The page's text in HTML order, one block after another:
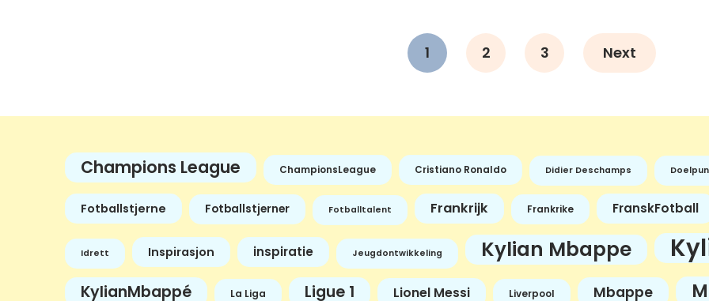
1 2 3 Next
Champions League ChampionsLeague Cristiano Ronaldo Didier Deschamps
Fotballstjerne Fotballstjerner Fotballtalent Frankrijk Frankrike FranskFotball
Idrett Inspirasjon inspiratie Jeugdontwikkeling Kylian Mbappe
KylianMbappé La Liga Ligue 1 Lionel Messi Liverpool Mbappe